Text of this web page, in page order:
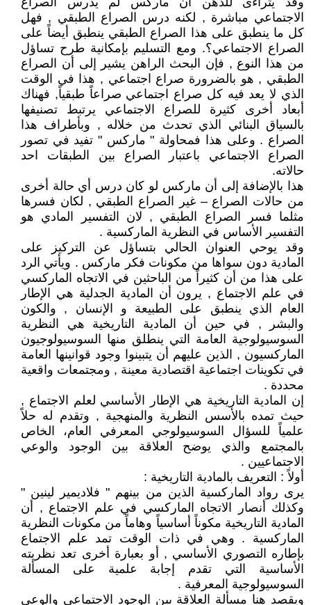
الاجتماعي مباشرة , لكنه درس الصراع الطبقي , فهل
كل ما ينطبق على هذا الصراع الطبقي ينطبق أيضاً على
الصراع الاجتماعي؟. ومع التسليم بإمكانية طرح تساؤل
من هذا النوع , فإن البحث الراهن يشير إلى أن الصراع
الطبقي , هو بالضرورة صراع اجتماعي , هذا في الوقت
الذي لا يعد فيه كل صراع اجتماعي صراعاً طبقياً, فهناك
أبعاد أخرى كثيرة للصراع الاجتماعي يرتبط تصنيفها
بالسياق البنائي الذي تحدث من خلاله , وبأطراف هذا
الصراع . وعلى هذا فمحاولة " ماركس " تفيد في تصور
الصراع الاجتماعي باعتبار الصراع بين الطبقات احد
حالاته.
هذا بالإضافة إلى أن ماركس لو كان درس أي حالة أخرى
من حالات الصراع – غير الصراع الطبقي , لكان فسرها
مثلما فسر الصراع الطبقي , لان التفسير المادي هو
التفسير الأساس في النظرية الماركسية .
وقد يوحي العنوان الحالي بتساؤل عن التركيز على
المادية دون سواها من مكونات فكر ماركس . ويأتي الرد
على هذا من أن كثيراً من الباحثين في الاتجاه الماركسي
في علم الاجتماع , يرون أن المادية الجدلية هي الإطار
العام الذي ينطبق على الطبيعة و الإنسان , والكون
والبشر , في حين أن المادية التاريخية هي النظرية
السوسيولوجية العامة التي ينطلق منها السوسيولوجيون
الماركسيون , الذين عليهم أن يتبينوا وجود قوانينها العامة
في تكوينات اجتماعية اقتصادية معينة , ومجتمعات واقعية
محددة .
إن المادية التاريخية هي الإطار الأساسي لعلم الاجتماع ,
حيث تمده بالأسس النظرية والمنهجية , وتقدم له حلاً
علمياً للسؤال السوسيولوجي المعرفي العام، الخاص
بالمجتمع والذي يوضح العلاقة بين الوجود والوعي
الاجتماعيين .
أولاً : التعريف بالمادية التاريخية :
يرى رواد الماركسية الذين من بينهم " فلاديمير لينين "
وكذلك أنصار الاتجاه الماركسي في علم الاجتماع , أن
المادية التاريخية مكوناً أساسياً وهاماً من مكونات النظرية
الماركسية . وهي في ذات الوقت تمد علم الاجتماع
بإطاره التصوري الأساسي , أو بعبارة أخرى تعد نظريته
الأساسية التي تقدم إجابة علمية على المسألة
السوسيولوجية المعرفية .
ويقصد هنا مسألة العلاقة بين الوجود الاجتماعي والوعي